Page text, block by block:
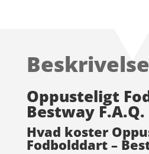
Beskrivelse
Oppusteligt
Bestway F.A.Q.
Hvad koster
Fodbolddart –